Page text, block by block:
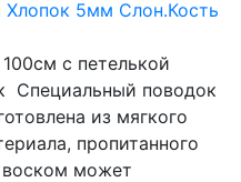
с петелькой
Специальный поводок
из мягкого
пропитанного
воском может